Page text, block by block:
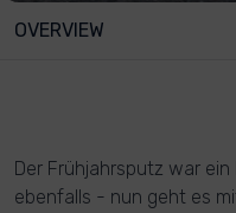
OVERVIEW
Der Frühjahrsputz war
ebenfalls - nun geht es